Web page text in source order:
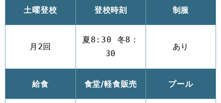
土曜登校 登校時刻 制服
月2回
夏8:30 冬8：
30
あり
給食 食堂/軽食販売 プール